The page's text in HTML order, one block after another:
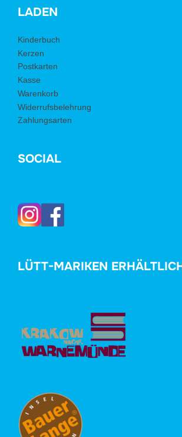
LADEN
Kinderbuch
Kerzen
Postkarten
Kasse
Warenkorb
Widerrufsbelehrung
Zahlungsarten
SOCIAL
LÜTT-MARIKEN